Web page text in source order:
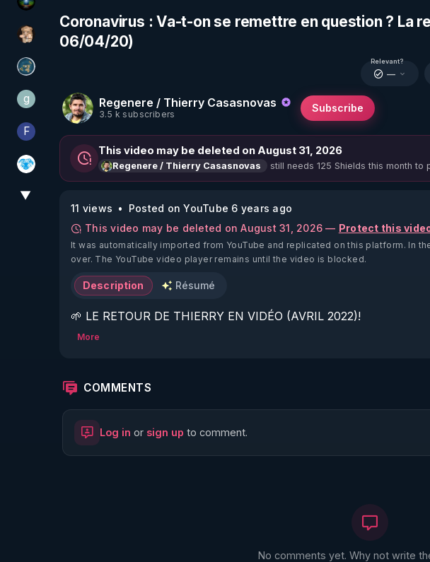
WakeUp
DataCenter
Réinformation sur le monde
ggilo59
FFinalscape
A.D.N.M
▼
Coronavirus : Va-t-on se remettre en question ? La
06/04/20)
Regenere / Thierry Casasnovas
3.5 k subscribers
Subscribe
Relevant?
—
This video may be deleted on August 31, 2026
Regenere / Thierry Casasnovas still needs 125 Shields this month to
11 views
Posted on YouTube 6 years ago
This video may be deleted on August 31, 2026 — Protect this
It was automatically imported from YouTube and replicated on this platform. In
over. The YouTube video player remains until the video is blocked.
Description Résumé
🌱 LE RETOUR DE THIERRY EN VIDÉO (AVRIL 2022)!
🌱 LE MAGAZINE RÉGÉNÈRE
http://rgnr.li/ymag
More
COMMENTS
Log in or sign up to comment.
No comments yet. Why not write